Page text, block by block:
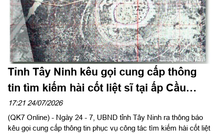
Tỉnh Tây Ninh kêu gọi cung cấp thông
tin tìm kiếm hài cốt liệt sĩ tại ấp Cầu
Vịnh, xã Hảo Đước
17:21 24/07/2026
(QK7 Online) - Ngày 24 - 7, UBND tỉnh Tây Ninh ra thông báo
kêu gọi cung cấp thông tin phục vụ công tác tìm kiếm hài cốt liệt